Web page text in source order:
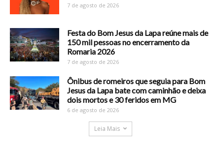
7 de agosto de 2026
Festa do Bom Jesus da Lapa reúne mais de
150 mil pessoas no encerramento da
Romaria 2026
7 de agosto de 2026
Ônibus de romeiros que seguia para Bom
Jesus da Lapa bate com caminhão e deixa
dois mortos e 30 feridos em MG
6 de agosto de 2026
Leia Mais